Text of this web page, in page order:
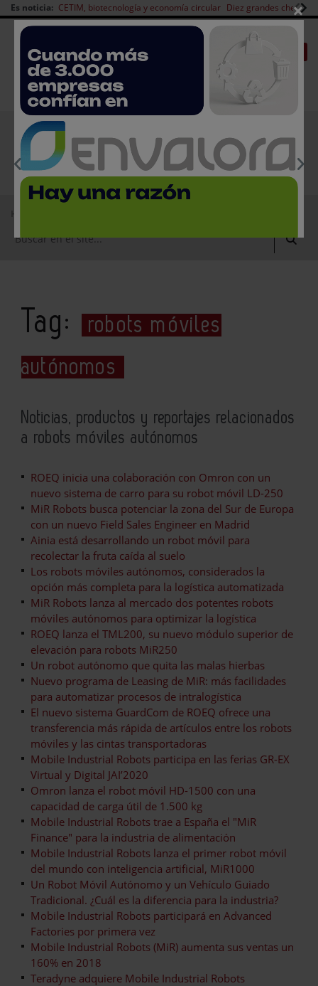
Es noticia: CETIM, biotecnología y economía circular Diez grandes chefs
Redes Sociales
Es noticia
| CANAL EMPLEO Login empresas Registro
Tag:
robots móviles
autónomos
Noticias, productos y reportajes relacionados
a robots móviles autónomos
ROEQ inicia una colaboración con Omron con un
nuevo sistema de carro para su robot móvil LD-250
MiR Robots busca potenciar la zona del Sur de Europa
con un nuevo Field Sales Engineer en Madrid
Ainia está desarrollando un robot móvil para
recolectar la fruta caída al suelo
Los robots móviles autónomos, considerados la
opción más completa para la logística automatizada
MiR Robots lanza al mercado dos potentes robots
móviles autónomos para optimizar la logística
ROEQ lanza el TML200, su nuevo módulo superior de
elevación para robots MiR250
Un robot autónomo que quita las malas hierbas
Nuevo programa de Leasing de MiR: más facilidades
para automatizar procesos de intralogística
El nuevo sistema GuardCom de ROEQ ofrece una
transferencia más rápida de artículos entre los robots
móviles y las cintas transportadoras
Mobile Industrial Robots participa en las ferias GR-EX
Virtual y Digital JAI’2020
Omron lanza el robot móvil HD-1500 con una
capacidad de carga útil de 1.500 kg
Mobile Industrial Robots trae a España el "MiR
Finance" para la industria de alimentación
Mobile Industrial Robots lanza el primer robot móvil
del mundo con inteligencia artificial, MiR1000
Un Robot Móvil Autónomo y un Vehículo Guiado
Tradicional. ¿Cuál es la diferencia para la industria?
Mobile Industrial Robots participará en Advanced
Factories por primera vez
Mobile Industrial Robots (MiR) aumenta sus ventas un
160% en 2018
Teradyne adquiere Mobile Industrial Robots
×